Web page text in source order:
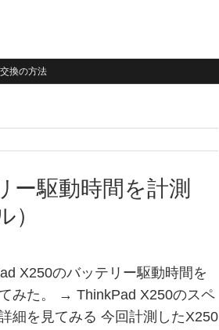
換の方法
ー駆動時間を計測
）
X250のバッテリー駆動時間を
みた。 → ThinkPad X250のスペ
細を見てみる 今回計測したX250